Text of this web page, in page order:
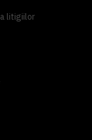
litigiilor